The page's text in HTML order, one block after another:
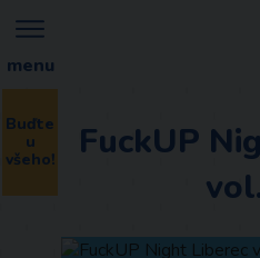
menu
Buďte
u
všeho!
FuckUP